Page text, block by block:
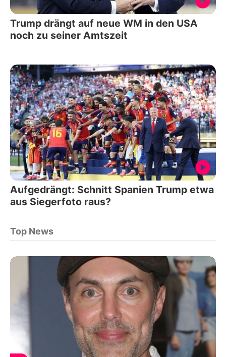
Trump drängt auf neue WM in den USA
noch zu seiner Amtszeit
Aufgedrängt: Schnitt Spanien Trump etwa
aus Siegerfoto raus?
Top News